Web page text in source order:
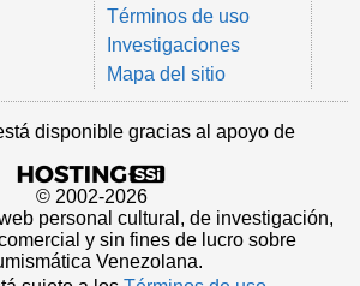
Términos de uso
Investigaciones
Mapa del sitio
disponible gracias al apoyo de
© 2002-2026
personal cultural, de investigación,
y sin fines de lucro sobre
Venezolana.